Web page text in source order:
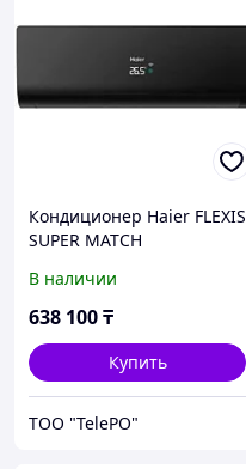
Кондиционер Haier FLEXIS
SUPER MATCH
В наличии
638 100₸
Купить
ТОО "TelePO"